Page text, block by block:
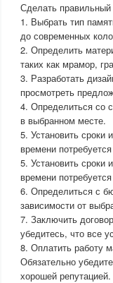
Сделать
1. Выбрать тип
до современных
2. Определить
таких как мрамор,
3. Разработать
просмотреть
4. Определиться со
в выбранном месте.
5. Установить сроки
времени
5. Установить сроки
времени
6. Определиться с
зависимости от
7. Заключить
убедитесь, что все
8. Оплатить работу
Обязательно
хорошей репутацией.